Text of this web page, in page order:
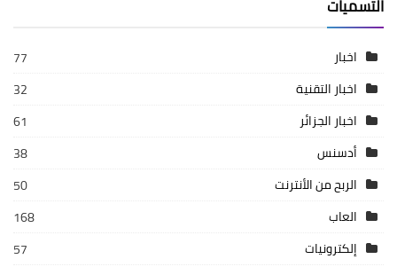
التسميات
اخبار
77
اخبار التقنية
32
اخبار الجزائر
61
أدسنس
38
الربح من الأنترنت
50
العاب
168
إلكترونيات
57